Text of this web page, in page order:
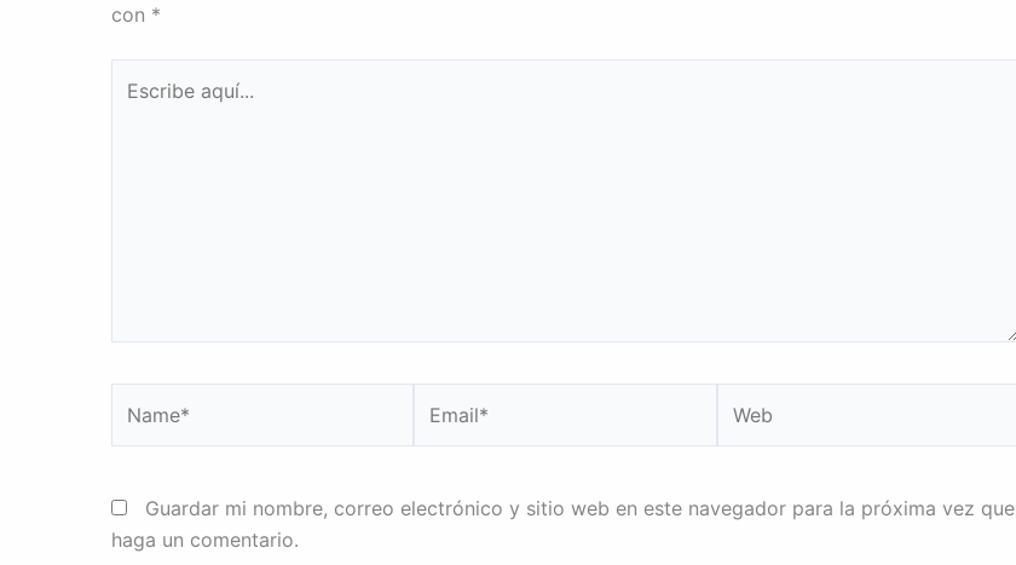
con *
aquí...
Guardar mi nombre, correo electrónico y sitio web en este navegador para la próxima vez que
haga un comentario.